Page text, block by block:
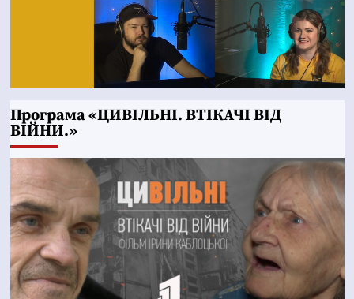
Програма «ЦИВІЛЬНІ. ВТІКАЧІ ВІД
ВІЙНИ.»